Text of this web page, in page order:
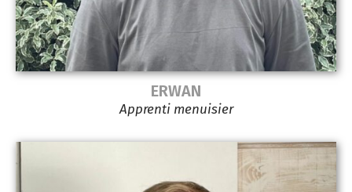
ERWAN
Apprenti menuisier